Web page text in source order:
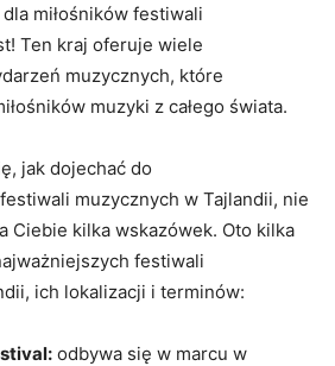
miłośników festiwali
Ten kraj oferuje⁣ wiele
muzycznych, które
muzyki z całego świata.
jak dojechać do
muzycznych w Tajlandii, nie
Ciebie kilka wskazówek. Oto kilka
festiwali
ich lokalizacji i terminów:
odbywa się w marcu w